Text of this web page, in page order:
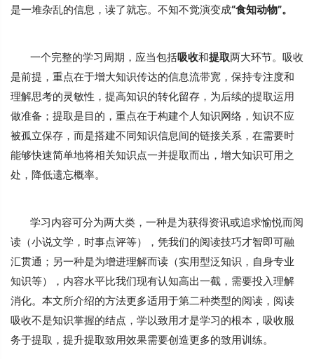
是一堆杂乱的信息，读了就忘。不知不觉演变成“食知动物”。
一个完整的学习 周期，应当包括吸收和提取两大环节。吸收
是前提，重点在于增大知识传达的信息流带宽，保持专注度和
理解思考的灵敏性，提高知识的转化留存，为后续的提取运用
做准备；提取是目的，重点在于构建个人知识网络，知识不应
被孤立保存，而是搭建不同知识信息间的链接关系，在需要时
能够快速简单地将相关知识点一并提取而出，增大知识可用之
处，降低遗忘概率。
学习内容可分为两大类，一种是为获得资讯或追求愉悦而阅
读（小说文学，时事点评等），凭我们的阅读技巧才智即可融
汇贯通；另一种是为增进理解而读（实用型泛知识，自身专业
知识等），内容水平比我们现有认知高出一截，需要投入理解
消化。本文所介绍的方法更多适用于第二种类型的阅读，阅读
吸收不是知识掌握的结点，学以致用才是学习的根本，吸收服
务于提取，提升提取致用效果需要创造更多的致用训练。